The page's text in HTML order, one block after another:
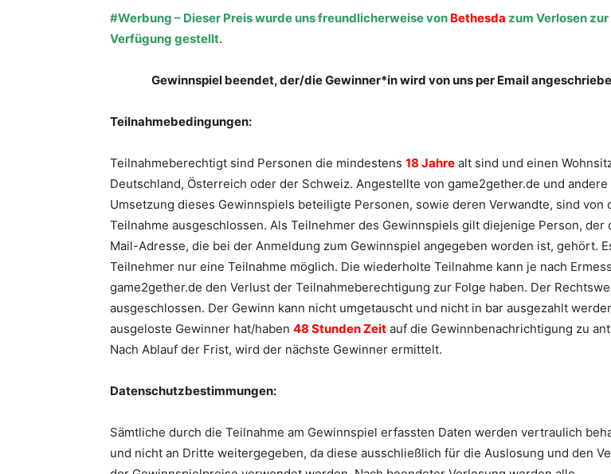
#Werbung – Dieser Preis wurde uns freundlicherweise von Bethesda zum Verlosen zur
Verfügung gestellt.
Gewinnspiel beendet, der/die Gewinner*in wird von uns per Email
Teilnahmebedingungen:
Teilnahmeberechtigt sind Personen die mindestens 18 Jahre alt sind und einen
Deutschland, Österreich oder der Schweiz. Angestellte von game2gether.de und andere
Umsetzung dieses Gewinnspiels beteiligte Personen, sowie deren Verwandte, sind von
Teilnahme ausgeschlossen. Als Teilnehmer des Gewinnspiels gilt diejenige Person, der
Mail-Adresse, die bei der Anmeldung zum Gewinnspiel angegeben worden ist, gehört.
Teilnehmer nur eine Teilnahme möglich. Die wiederholte Teilnahme kann je nach
game2gether.de den Verlust der Teilnahmeberechtigung zur Folge haben. Der
ausgeschlossen. Der Gewinn kann nicht umgetauscht und nicht in bar ausgezahlt
ausgeloste Gewinner hat/haben 48 Stunden Zeit auf die Gewinnbenachrichtigung zu
Nach Ablauf der Frist, wird der nächste Gewinner ermittelt.
Datenschutzbestimmungen:
Sämtliche durch die Teilnahme am Gewinnspiel erfassten Daten werden vertraulich
und nicht an Dritte weitergegeben, da diese ausschließlich für die Auslosung und den